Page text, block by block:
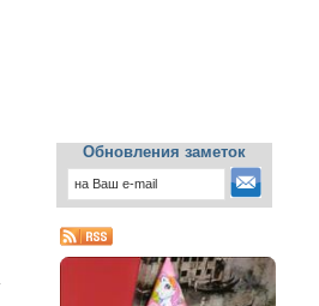
Обновления заметок